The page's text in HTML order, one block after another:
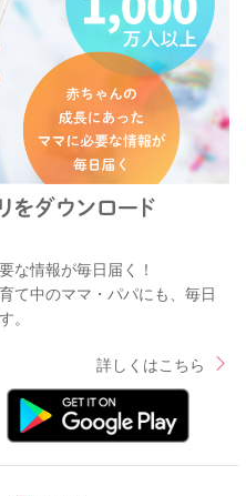
な情報が毎日届く！
て中のママ・パパにも、毎日
。
詳しくはこちら